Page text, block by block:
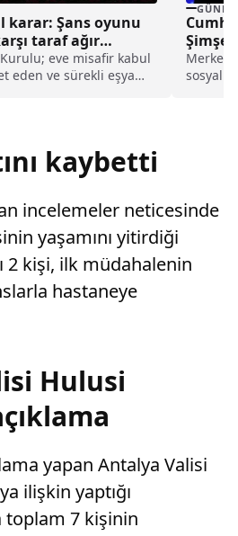
karar: Şans oyunu
taraf ağır
eve misafir kabul
eden ve sürekli eşya
Geldi
Merkez
sosyal
kaybetti
incelemeler neticesinde
yaşamını yitirdiği
2 kişi, ilk müdahalenin
hastaneye
Hulusi
yapan Antalya Valisi
ilişkin yaptığı
toplam 7 kişinin